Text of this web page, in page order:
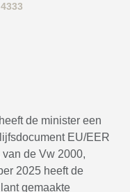
de minister een
EU/EER
de Vw 2000,
2025 heeft de
gemaakte